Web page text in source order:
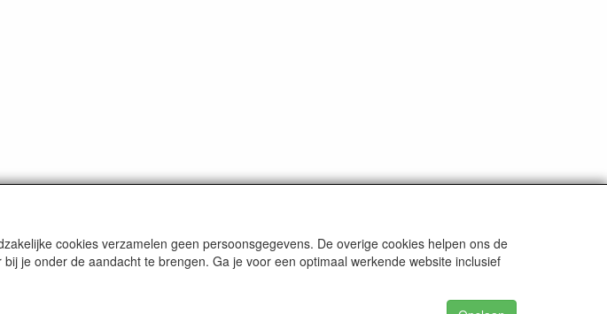
cookies verzamelen geen persoonsgegevens. De overige cookies helpen ons de
je onder de aandacht te brengen. Ga je voor een optimaal werkende website inclusief